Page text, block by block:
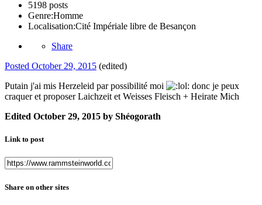
5198 posts
Genre:Homme
Localisation:Cité Impériale libre de Besançon
Share
Posted October 29, 2015 (edited)
Putain j'ai mis Herzeleid par possibilité moi
donc je peux
craquer et proposer Laichzeit et Weisses Fleisch + Heirate Mich
Edited October 29, 2015 by Shéogorath
Link to post
Share on other sites